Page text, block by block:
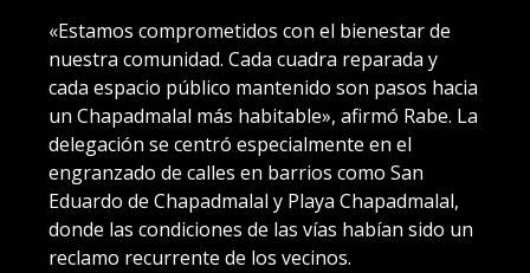
«Estamos comprometidos con el bienestar de
nuestra comunidad. Cada cuadra reparada y
cada espacio público mantenido son pasos hacia
un Chapadmalal más habitable», afirmó Rabe. La
delegación se centró especialmente en el
engranzado de calles en barrios como San
Eduardo de Chapadmalal y Playa Chapadmalal,
donde las condiciones de las vías habían sido un
reclamo recurrente de los vecinos.